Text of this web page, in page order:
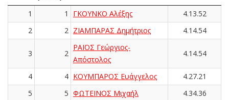
1 1 ΓΚΟΥΝΚΟ Αλέξης
4.13.52
2
2 ΖΙΑΜΠΑΡΑΣ Δημήτριος 4.14.54
3 2
ΡΑΪΟΣ Γεώργιος-
Απόστολος
4.14.54
4 4 ΚΟΥΜΠΑΡΟΣ Ευάγγελος
4.27.21
5
5 ΦΩΤΕΙΝΟΣ Μιχαήλ
4.34.36